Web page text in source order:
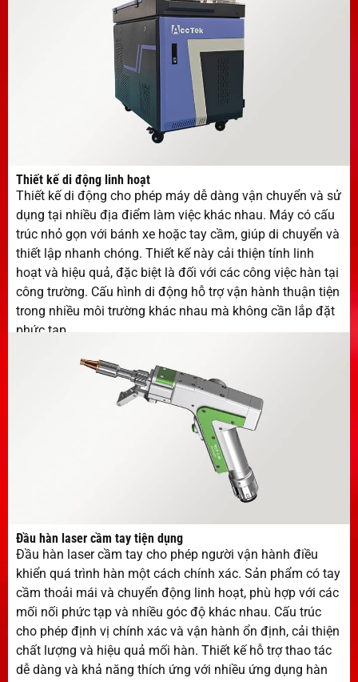
Thiết kế di động linh hoạt
Thiết kế di động cho phép máy dễ dàng vận chuyển và sử
dụng tại nhiều địa điểm làm việc khác nhau. Máy có cấu
trúc nhỏ gọn với bánh xe hoặc tay cầm, giúp di chuyển và
thiết lập nhanh chóng. Thiết kế này cải thiện tính linh
hoạt và hiệu quả, đặc biệt là đối với các công việc hàn tại
công trường. Cấu hình di động hỗ trợ vận hành thuận tiện
trong nhiều môi trường khác nhau mà không cần lắp đặt
phức tạp.
Đầu hàn laser cầm tay tiện dụng
Đầu hàn laser cầm tay cho phép người vận hành điều
khiển quá trình hàn một cách chính xác. Sản phẩm có tay
cầm thoải mái và chuyển động linh hoạt, phù hợp với các
mối nối phức tạp và nhiều góc độ khác nhau. Cấu trúc
cho phép định vị chính xác và vận hành ổn định, cải thiện
chất lượng và hiệu quả mối hàn. Thiết kế hỗ trợ thao tác
dễ dàng và khả năng thích ứng với nhiều ứng dụng hàn